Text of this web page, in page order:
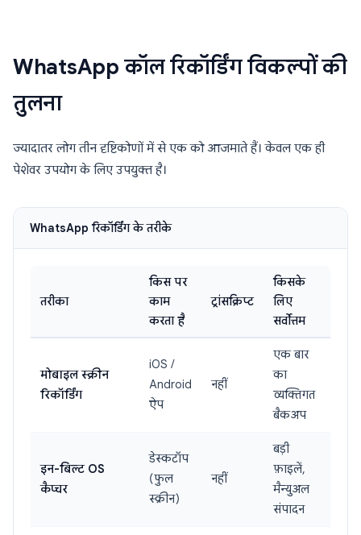
WhatsApp कॉल रिकॉर्डिंग विकल्पों की
तुलना
ज्यादातर लोग तीन दृष्टिकोणों में से एक को आजमाते हैं। केवल एक ही
पेशेवर उपयोग के लिए उपयुक्त है।
WhatsApp रिकॉर्डिंग के तरीके
तरीका
किस पर
काम
करता है
ट्रांसक्रिप्ट
किसके
लिए
सर्वोत्तम
मोबाइल स्क्रीन
रिकॉर्डिंग
iOS /
Android
ऐप
नहीं
एक बार
का
व्यक्तिगत
बैकअप
इन-बिल्ट OS
कैप्चर
डेस्कटॉप
(फुल
स्क्रीन)
नहीं
बड़ी
फ़ाइलें,
मैन्युअल
संपादन